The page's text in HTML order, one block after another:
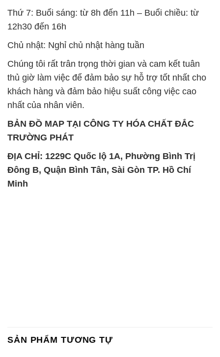
Thứ 7: Buổi sáng: từ 8h đến 11h – Buổi chiều: từ
12h30 đến 16h
Chủ nhật: Nghỉ chủ nhật hàng tuần
Chúng tôi rất trân trọng thời gian và cam kết tuân
thủ giờ làm việc để đảm bảo sự hỗ trợ tốt nhất cho
khách hàng và đảm bảo hiệu suất công việc cao
nhất của nhân viên.
BẢN ĐỒ MAP TẠI CÔNG TY HÓA CHẤT ĐẮC
TRƯỜNG PHÁT
ĐỊA CHỈ: 1229C Quốc lộ 1A, Phường Bình Trị
Đông B, Quận Bình Tân, Sài Gòn TP. Hồ Chí
Minh
SẢN PHẨM TƯƠNG TỰ